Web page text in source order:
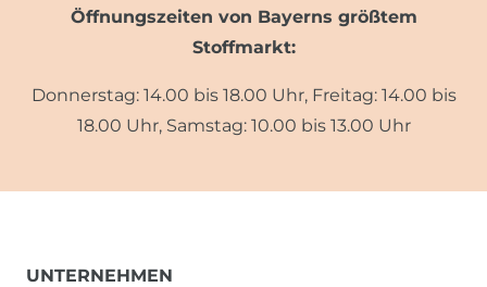
Öffnungszeiten von Bayerns größtem
Stoffmarkt:
Donnerstag: 14.00 bis 18.00 Uhr, Freitag: 14.00 bis
18.00 Uhr, Samstag: 10.00 bis 13.00 Uhr
UNTERNEHMEN